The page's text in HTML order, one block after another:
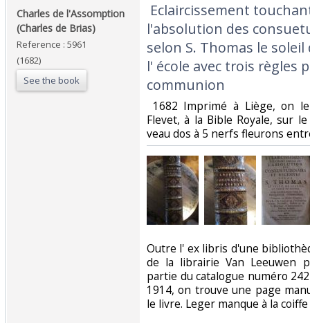
‎Charles de l'Assomption
(Charles de Brias)‎
Reference : 5961
(1682)
See the book
Eclaircissement
l'absolution des
selon S. Thomas le
l' école avec trois règles
communion‎
1682 Imprimé à Liège, on
Flevet, à la Bible Royale, sur
veau dos à 5 nerfs fleurons
‎Outre l' ex libris d'une
de la librairie Van Leeuwen
partie du catalogue numéro
1914, on trouve une page
le livre. Leger manque à la